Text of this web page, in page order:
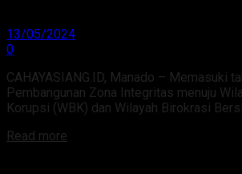
13/05/2024
0
CAHAYASIANG.ID, Manado – Memasuki
Pembangunan Zona Integritas menuju
Korupsi (WBK) dan Wilayah Birokrasi
Read more